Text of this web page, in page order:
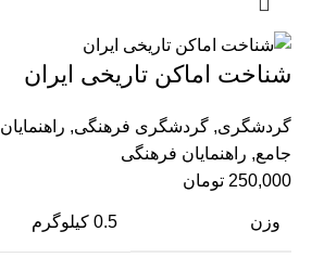
شناخت اماکن تاریخی ایران
گردشگری, گردشگری فرهنگی, راهنمایان
جامع, راهنمایان فرهنگی
250,000 تومان
وزن 0.5 کیلوگرم